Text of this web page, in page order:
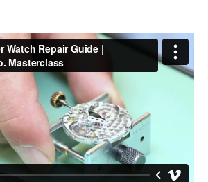
CARD
US